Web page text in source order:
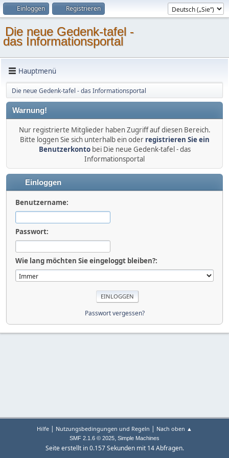
Einloggen Registrieren
Die neue Gedenk-tafel -
das Informationsportal
Hauptmenü
Die neue Gedenk-tafel - das Informationsportal
Warnung!
Nur registrierte Mitglieder haben Zugriff auf diesen Bereich.
Bitte loggen Sie sich unterhalb ein oder registrieren Sie ein
Benutzerkontobei Die neue Gedenk-tafel - das
Informationsportal
Einloggen
Benutzername:
Passwort:
Wie lang möchten Sie eingeloggt bleiben?:
Passwort vergessen?
Hilfe | Nutzungsbedingungen und Regeln | Nach oben ▲
SMF 2.1.6 © 2025, Simple Machines
Seite erstellt in 0.157 Sekunden mit 14 Abfragen.